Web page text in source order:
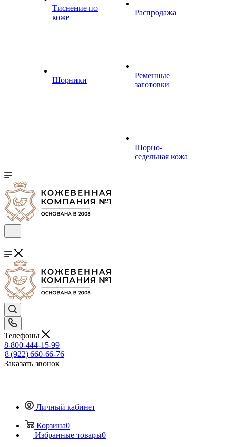
Тиснение по
коже
Шорники
Распродажа
Ременные
заготовки
Шорно-
седельная кожа
Телефоны
8-800-444-15-99
8 (922) 660-66-76
Заказать звонок
Личный кабинет
Корзина0
Избранные товары0